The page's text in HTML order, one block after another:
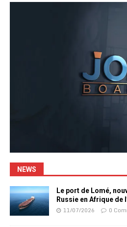
NEWS
Le port de Lomé,
Russie en Afrique de
11/07/2026 0